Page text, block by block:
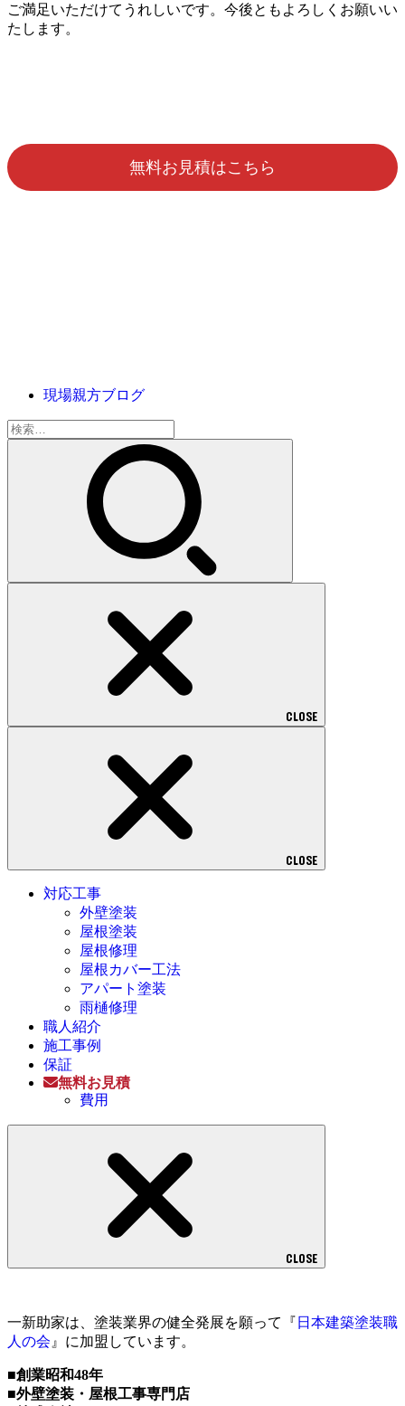
ご満足いただけてうれしいです。今後ともよろしくお願いい
たします。
無料お見積はこちら
現場親方ブログ
検
索:
CLOSE
CLOSE
対応工事
外壁塗装
屋根塗装
屋根修理
屋根カバー工法
アパート塗装
雨樋修理
職人紹介
施工事例
保証
無料お見積
費用
CLOSE
一新助家は、塗装業界の健全発展を願って『 日本建築塗装職
人の会 』に加盟しています。
■創業昭和48年
■外壁塗装・屋根工事専門店